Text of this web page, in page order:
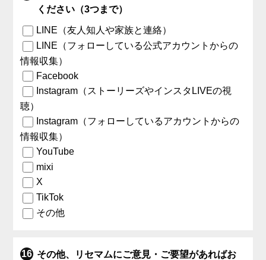
ください（3つまで）
LINE（友人知人や家族と連絡）
LINE（フォローしている公式アカウントからの
情報収集）
Facebook
Instagram（ストーリーズやインスタLIVEの視
聴）
Instagram（フォローしているアカウントからの
情報収集）
YouTube
mixi
X
TikTok
その他
その他、リセマムにご意見・ご要望があればお